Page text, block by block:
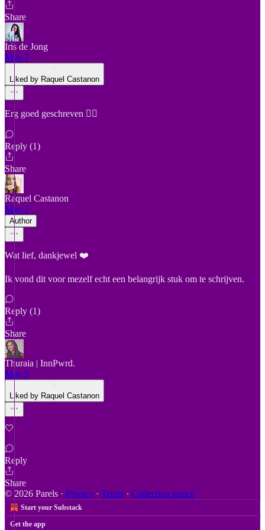
Share
Iris de Jong
May 7
Liked by Raquel Castanon
Erg goed geschreven 👍🏼
Reply (1)
Share
Raquel Castanon
May 7
Author
Wat lief, dankjewel ❤️
Ik vond dit voor mezelf echt een belangrijk stuk om te schrijven.
Reply (1)
Share
Thuraia | InnPwrd.
May 9
Liked by Raquel Castanon
🤍
Reply
Share
© 2026 Parels · Privacy ∙ Terms ∙ Collection notice
Start your Substack
Get the app